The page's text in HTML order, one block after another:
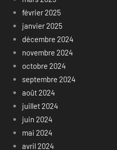
février 2025
janvier 2025
décembre 2024
novembre 2024
octobre 2024
septembre 2024
août 2024
juillet 2024
juin 2024
mai 2024
avril 2024